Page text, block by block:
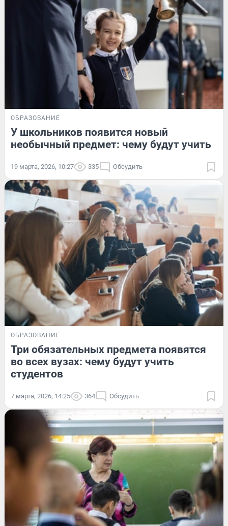
ОБРАЗОВАНИЕ
У школьников появится новый
необычный предмет: чему будут учить
19 марта, 2026, 10:27 335 Обсудить
ОБРАЗОВАНИЕ
Три обязательных предмета появятся
во всех вузах: чему будут учить
студентов
7 марта, 2026, 14:25 364 Обсудить